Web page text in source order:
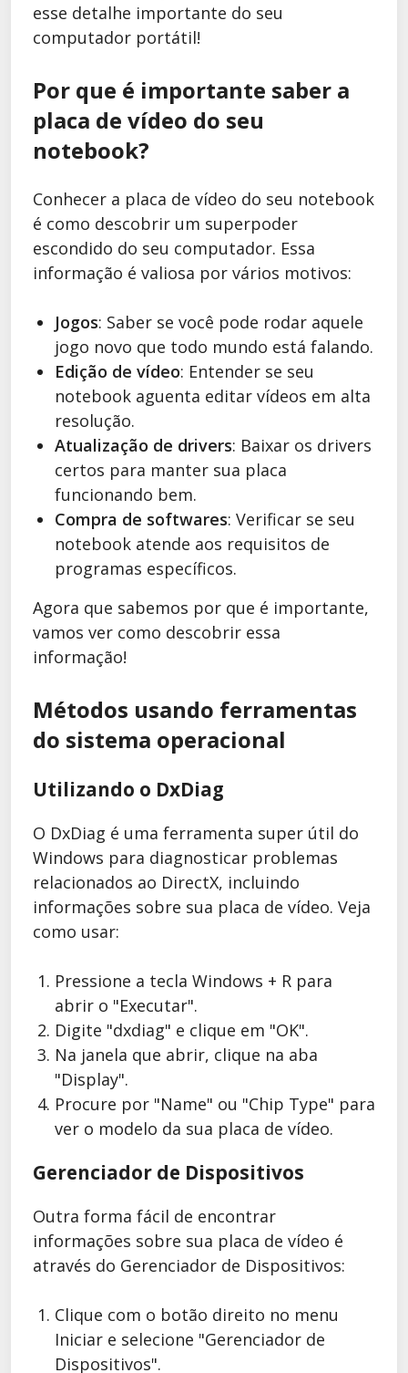
esse detalhe importante do seu
computador portátil!
Por que é importante saber a
placa de vídeo do seu
notebook?
Conhecer a placa de vídeo do seu notebook
é como descobrir um superpoder
escondido do seu computador. Essa
informação é valiosa por vários motivos:
Jogos: Saber se você pode rodar aquele
jogo novo que todo mundo está falando.
Edição de vídeo: Entender se seu
notebook aguenta editar vídeos em alta
resolução.
Atualização de drivers: Baixar os drivers
certos para manter sua placa
funcionando bem.
Compra de softwares: Verificar se seu
notebook atende aos requisitos de
programas específicos.
Agora que sabemos por que é importante,
vamos ver como descobrir essa
informação!
Métodos usando ferramentas
do sistema operacional
Utilizando o DxDiag
O DxDiag é uma ferramenta super útil do
Windows para diagnosticar problemas
relacionados ao DirectX, incluindo
informações sobre sua placa de vídeo. Veja
como usar:
Pressione a tecla Windows + R para
abrir o "Executar".
Digite "dxdiag" e clique em "OK".
Na janela que abrir, clique na aba
"Display".
Procure por "Name" ou "Chip Type" para
ver o modelo da sua placa de vídeo.
Gerenciador de Dispositivos
Outra forma fácil de encontrar
informações sobre sua placa de vídeo é
através do Gerenciador de Dispositivos:
Clique com o botão direito no menu
Iniciar e selecione "Gerenciador de
Dispositivos".